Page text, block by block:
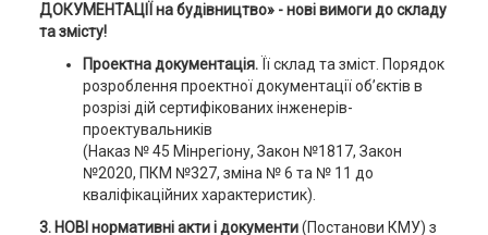
ДОКУМЕНТАЦІЇ на будівництво» - нові вимоги до складу
та змісту!
Проектна документація.Її склад та зміст. Порядок
розроблення проектної документації об’єктів в
розрізі дій сертифікованих інженерів-
проектувальників
(Наказ № 45 Мінрегіону, Закон №1817, Закон
№2020, ПКМ №327, зміна № 6 та № 11 до
кваліфікаційних характеристик).
3. НОВІ нормативні акти і документи(Постанови КМУ) з